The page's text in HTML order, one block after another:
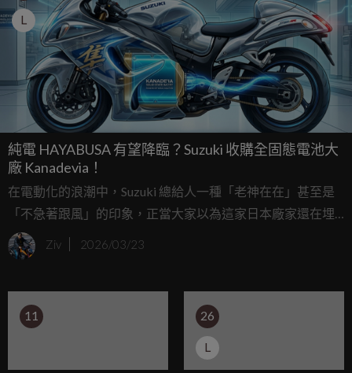
L
純電 HAYABUSA 有望降臨？Suzuki 收購全固態電池大
廠 Kanadevia！
在電動化的浪潮中，Suzuki 總給人一種「老神在在」甚至是
「不急著跟風」的印象，正當大家以為這家日本廠家還在埋
頭研究如何用牛糞發電或是酒精燃料時，他們突然在今年三
月投下了一枚震撼彈，Suzuki 正式宣布將全面收購日本知名
中，已經開始在研發端先行「插旗」。
Ziv 2026/03/23
11 26
L